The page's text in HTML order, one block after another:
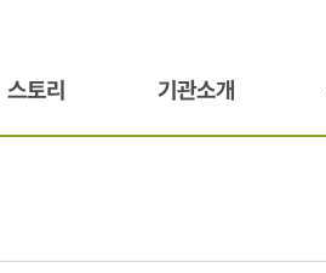
스토리 기관소개